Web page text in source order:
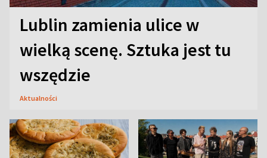
Lublin zamienia ulice w
wielką scenę. Sztuka jest tu
wszędzie
Aktualności